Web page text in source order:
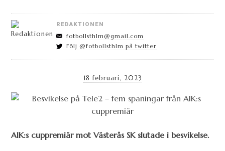
REDAKTIONEN
fotbollsthlm@gmail.com
Följ @fotbollsthlm på twitter
18 februari, 2023
AIK:s cuppremiär mot Västerås SK slutade i besvikelse.